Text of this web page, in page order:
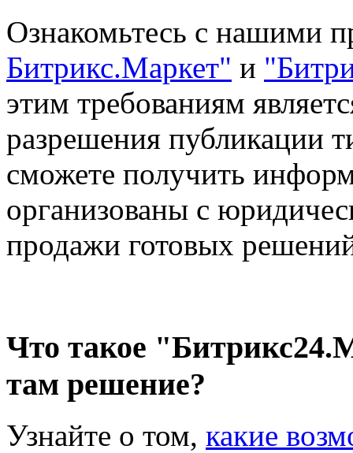
Ознакомьтесь с нашими
Битрикс.Маркет" и
этим требованиям
разрешения публикации
сможете получить
организованы с
продажи готовых
Что такое
там решение?
Узнайте о том, какие